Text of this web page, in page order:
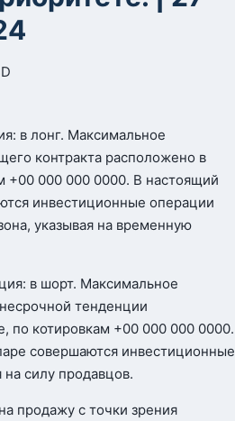
в лонг. Максимальное
контракта расположено в
+00 000 000 0000. В настоящий
инвестиционные операции
указывая на временную
в шорт. Максимальное
тенденции
по котировкам +00 000 000 0000.
совершаются инвестиционные
силу продавцов.
продажу с точки зрения